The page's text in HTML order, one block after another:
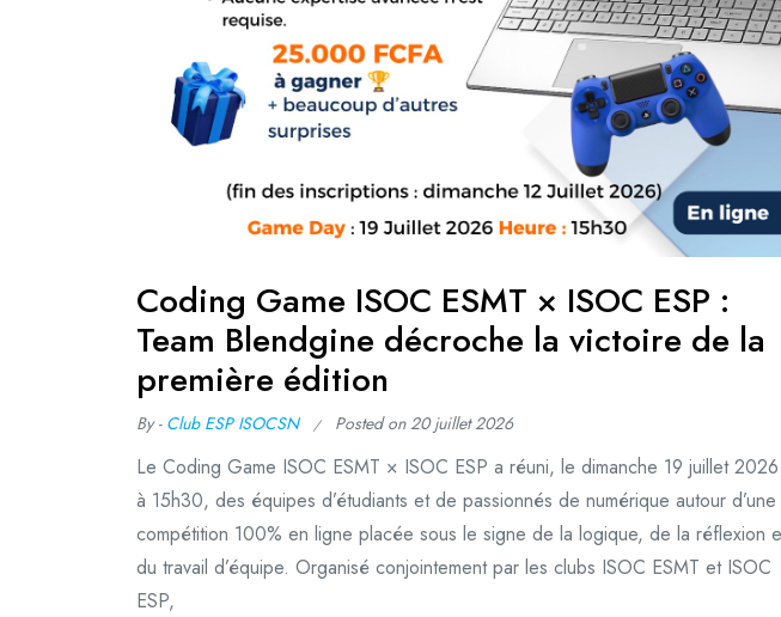
Coding Game ISOC ESMT × ISOC ESP :
Team Blendgine décroche la victoire de la
première édition
By - Club ESP ISOCSN Posted on20 juillet 2026
Le Coding Game ISOC ESMT × ISOC ESP a réuni, le dimanche 19 juillet 2026
à 15h30, des équipes d’étudiants et de passionnés de numérique autour d’une
compétition 100% en ligne placée sous le signe de la logique, de la réflexion
du travail d’équipe. Organisé conjointement par les clubs ISOC ESMT et ISOC
ESP,